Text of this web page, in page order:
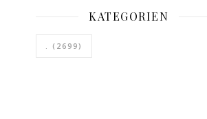
KATEGORIEN
. (2699)